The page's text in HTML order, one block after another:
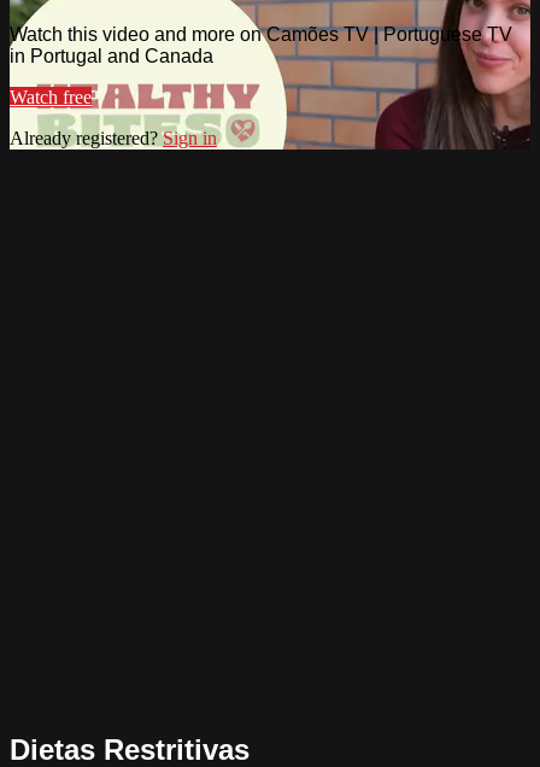
Watch this video and more on Camões TV | Portuguese TV
in Portugal and Canada
Watch free
Already registered?Sign in
Dietas Restritivas